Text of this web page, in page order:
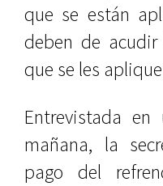
que se están
deben de
que se les
Entrevistada
mañana, la
pago del